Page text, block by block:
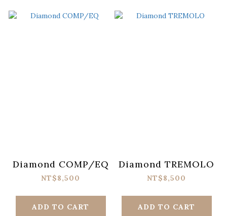
Diamond COMP/EQ
NT$8,500
ADD TO CART
Diamond TREMOLO
NT$8,500
ADD TO CART